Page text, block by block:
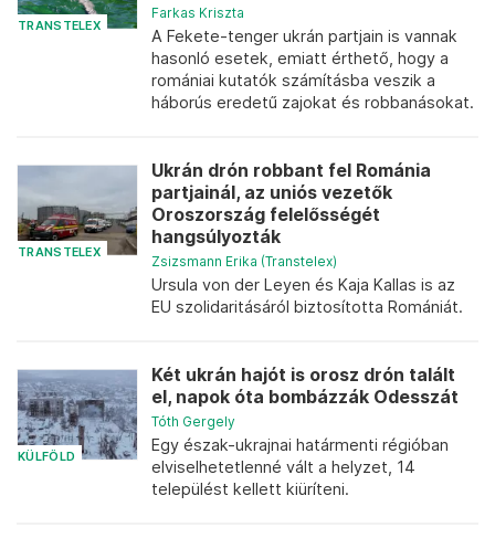
TRANSTELEX
Farkas Kriszta
A Fekete-tenger ukrán partjain is vannak
hasonló esetek, emiatt érthető, hogy a
romániai kutatók számításba veszik a
háborús eredetű zajokat és robbanásokat.
TRANSTELEX
Ukrán drón robbant fel Románia
partjainál, az uniós vezetők
Oroszország felelősségét
hangsúlyozták
Zsizsmann Erika (Transtelex)
Ursula von der Leyen és Kaja Kallas is az
EU szolidaritásáról biztosította Romániát.
KÜLFÖLD
Két ukrán hajót is orosz drón talált
el, napok óta bombázzák Odesszát
Tóth Gergely
Egy észak-ukrajnai határmenti régióban
elviselhetetlenné vált a helyzet, 14
települést kellett kiüríteni.